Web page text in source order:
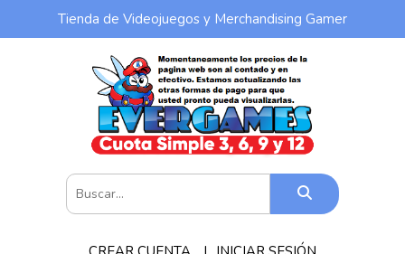
Tienda de Videojuegos y Merchandising Gamer